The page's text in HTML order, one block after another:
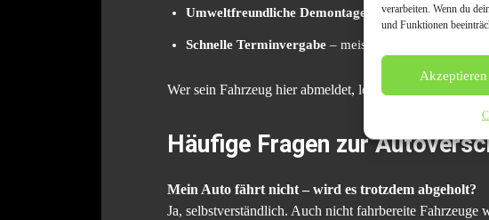
verarbeiten. Wenn du
und Funktionen
Akzeptieren
Umweltfreundliche Demontage nach EU-Richtlinie
Schnelle Terminvergabe – meist innerhalb von 24
Wer sein Fahrzeug hier abmeldet, leistet nicht nur einen
Häufige Fragen zur
Mein Auto fährt nicht – wird es trotzdem abgeholt?
Ja, selbstverständlich. Auch nicht fahrbereite Fahrzeuge